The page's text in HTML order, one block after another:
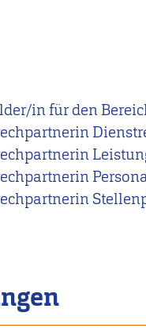
in für den